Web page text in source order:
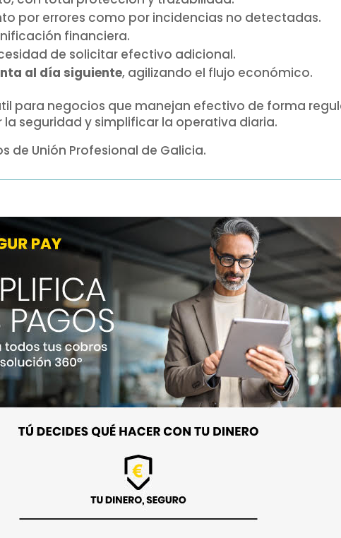
por errores como por incidencias no detectadas.
financiera.
de solicitar efectivo adicional.
al día siguiente, agilizando el flujo económico.
para negocios que manejan efectivo de forma
seguridad y simplificar la operativa diaria.
de Unión Profesional de Galicia.